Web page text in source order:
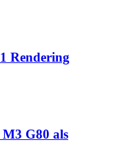
Rendering
G80 als